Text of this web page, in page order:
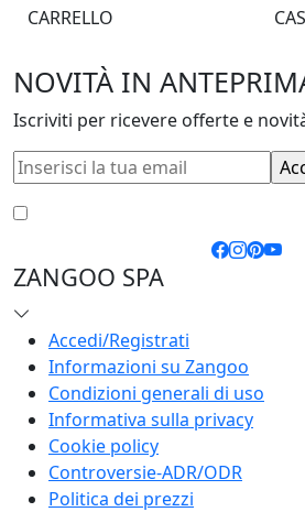
CARRELLO
NOVITÀ IN
Iscriviti per ricevere offerte e
ZANGOO SPA
Accedi/Registrati
Informazioni su Zangoo
Condizioni generali di uso
Informativa sulla privacy
Cookie policy
Controversie-ADR/ODR
Politica dei prezzi